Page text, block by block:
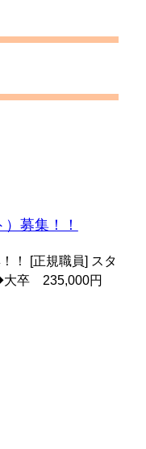
募集！！
！ [正規職員] スタ
卒 235,000円